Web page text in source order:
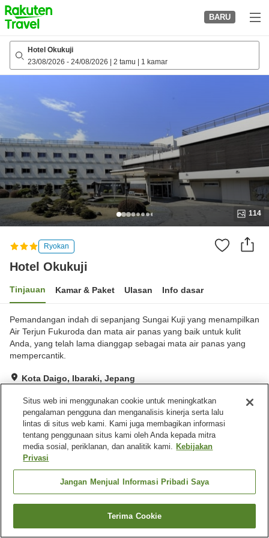
to
top
page
BARU
Hotel Okukuji
23/08/2026 - 24/08/2026 2 tamu 1 kamar
114
Ryokan
Hotel Okukuji
Tinjauan Kamar & Paket Ulasan Info dasar
Pemandangan indah di sepanjang Sungai Kuji yang menampilkan
Air Terjun Fukuroda dan mata air panas yang baik untuk kulit
Anda, yang telah lama dianggap sebagai mata air panas yang
mempercantik.
Kota Daigo, Ibaraki, Jepang
Baik Ulasan:621
Fasilitas properti
Tempat parkir
(air panas)
Ibaraki Kota Daigo
Cari kamar
Situs web ini menggunakan cookie untuk meningkatkan
pengalaman pengguna dan menganalisis kinerja serta lalu
lintas di situs web kami. Kami juga membagikan informasi
tentang penggunaan situs kami oleh Anda kepada mitra
media sosial, periklanan, dan analitik kami. Kebijakan
Privasi
Jangan Menjual Informasi Pribadi Saya
Terima Cookie